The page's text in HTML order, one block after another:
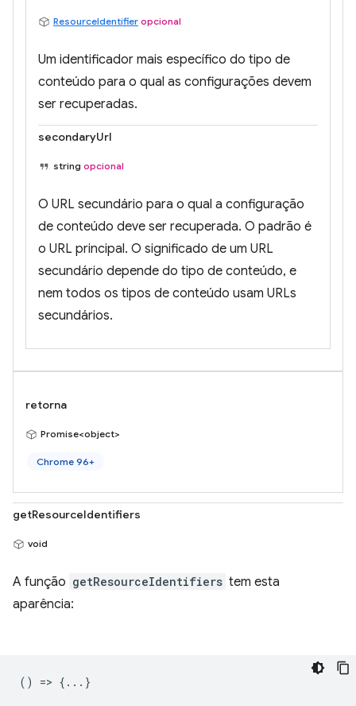
ResourceIdentifier opcional
Um identificador mais específico do tipo de
conteúdo para o qual as configurações devem
ser recuperadas.
secondaryUrl
string opcional
O URL secundário para o qual a configuração
de conteúdo deve ser recuperada. O padrão é
o URL principal. O significado de um URL
secundário depende do tipo de conteúdo, e
nem todos os tipos de conteúdo usam URLs
secundários.
retorna
Promise<object>
Chrome 96+
getResourceIdentifiers
void
A função getResourceIdentifiers tem esta
aparência:
() => {...}